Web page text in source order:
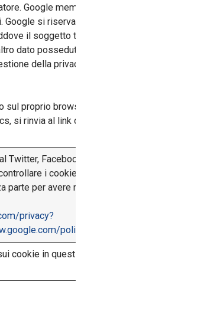
Google memorizza le informazioni
si riserva di trasferire le
il soggetto terzo processi
dato posseduto da Google al fine di
della privacy e/o sulle modalità per
sul proprio browser il componente di opt-
si rinvia al link di seguito
Facebook, Google+ e in generale
i cookie che questi siti di terze
per avere maggior controllo su
privacy?
policies/technologies/types/
cookie in questione ecco il